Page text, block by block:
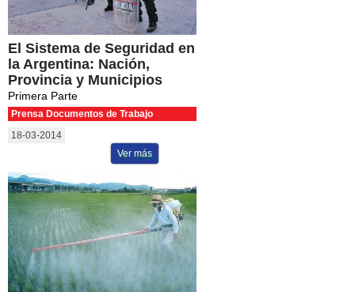
El Sistema de Seguridad en
la Argentina: Nación,
Provincia y Municipios
Primera Parte
Prensa Documentos de Trabajo
18-03-2014
Ver más